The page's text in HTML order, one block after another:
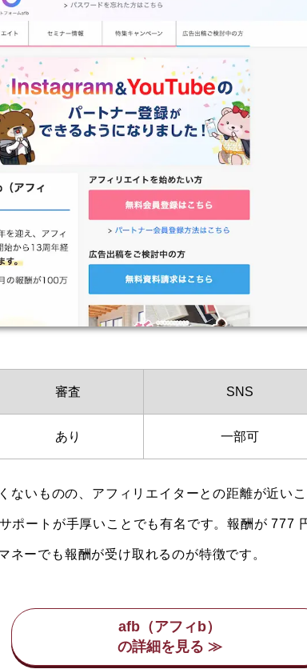
審査 SNS
あり 一部可
ないものの、アフィリエイターとの距離が近い
ポートが手厚いことでも有名です。報酬が 777
ーでも報酬が受け取れるのが特徴です。
afb（アフィb）